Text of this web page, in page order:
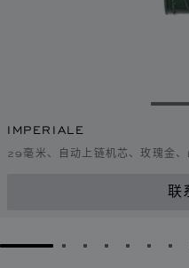
转
IMPERIALE
29毫米、自动上链机芯、玫瑰金、
联
GO TO SLIDE 1GO TO SLIDE 2
GO TO SLIDE
GO TO
GO TO
GO